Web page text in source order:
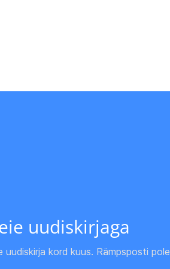
uudiskirjaga
uudiskirja kord kuus. Rämpsposti pole